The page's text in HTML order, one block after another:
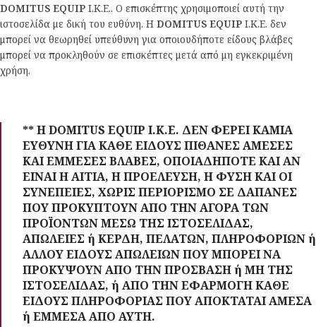
DOMITUS EQUIP Ι.Κ.Ε.. Ο επισκέπτης χρησιμοποιεί αυτή την
ιστοσελίδα με δική του ευθύνη. Η DOMITUS EQUIP Ι.Κ.Ε. δεν
μπορεί να θεωρηθεί υπεύθυνη για οποιουδήποτε είδους βλάβες
μπορεί να προκληθούν σε επισκέπτες μετά από μη εγκεκριμένη
χρήση.
** Η DOMITUS EQUIP Ι.Κ.Ε. ΔΕΝ ΦΕΡΕΙ ΚΑΜΙΑ
ΕΥΘΥΝΗ ΓΙΑ ΚΑΘΕ ΕΙΔΟΥΣ ΠΙΘΑΝΕΣ ΑΜΕΣΕΣ
ΚΑΙ ΕΜΜΕΣΕΣ ΒΛΑΒΕΣ, ΟΠΟΙΑΔΗΠΟΤΕ ΚΑΙ ΑΝ
ΕΙΝΑΙ Η ΑΙΤΙΑ, Η ΠΡΟΕΛΕΥΣΗ, Η ΦΥΣΗ ΚΑΙ ΟΙ
ΣΥΝΕΠΕΙΕΣ, ΧΩΡΙΣ ΠΕΡΙΟΡΙΣΜΟ ΣΕ ΔΑΠΑΝΕΣ
ΠΟΥ ΠΡΟΚΥΠΤΟΥΝ ΑΠΟ ΤΗΝ ΑΓΟΡΑ ΤΩΝ
ΠΡΟΪΟΝΤΩΝ ΜΕΣΩ ΤΗΣ ΙΣΤΟΣΕΛΙΔΑΣ,
ΑΠΩΛΕΙΕΣ ή ΚΕΡΔΗ, ΠΕΛΑΤΩΝ, ΠΛΗΡΟΦΟΡΙΩΝ ή
ΑΛΛΟΥ ΕΙΔΟΥΣ ΑΠΩΛΕΙΩΝ ΠΟΥ ΜΠΟΡΕΙ ΝΑ
ΠΡΟΚΥΨΟΥΝ ΑΠΟ ΤΗΝ ΠΡΟΣΒΑΣΗ ή ΜΗ ΤΗΣ
ΙΣΤΟΣΕΛΙΔΑΣ, ή ΑΠΟ ΤΗΝ ΕΦΑΡΜΟΓΗ ΚΑΘΕ
ΕΙΔΟΥΣ ΠΛΗΡΟΦΟΡΙΑΣ ΠΟΥ ΑΠΟΚΤΑΤΑΙ ΑΜΕΣΑ
ή ΕΜΜΕΣΑ ΑΠΟ ΑΥΤΗ.